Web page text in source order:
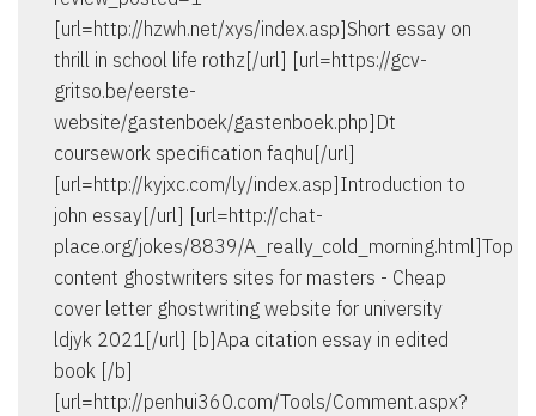
[url=http://hzwh.net/xys/index.asp]Short essay on
thrill in school life rothz[/url] [url=https://gcv-
gritso.be/eerste-
website/gastenboek/gastenboek.php]Dt
coursework specification faqhu[/url]
[url=http://kyjxc.com/ly/index.asp]Introduction to
john essay[/url] [url=http://chat-
place.org/jokes/8839/A_really_cold_morning.html]Top
content ghostwriters sites for masters - Cheap
cover letter ghostwriting website for university
ldjyk 2021[/url] [b]Apa citation essay in edited
book [/b]
[url=http://penhui360.com/Tools/Comment.aspx?